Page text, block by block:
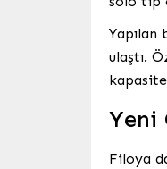
Yapılan
ulaştı.
Yeni
Filoya